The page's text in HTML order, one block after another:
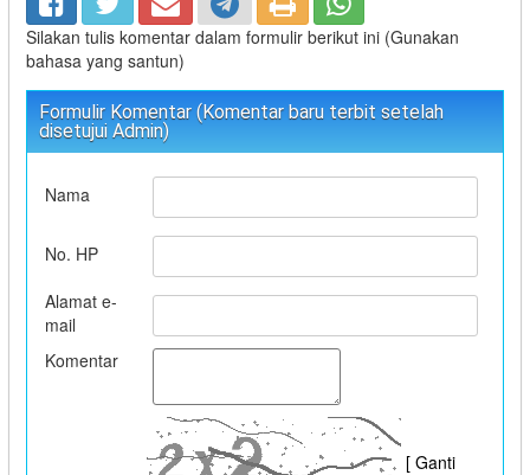
Silakan tulis komentar dalam formulir berikut ini (Gunakan
bahasa yang santun)
Formulir Komentar (Komentar baru terbit setelah
disetujui Admin)
Nama
No. HP
Alamat e-
mail
Komentar
[ Ganti